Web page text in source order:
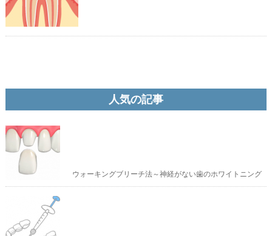
人気の記事
ウォーキングブリーチ法～神経がない歯のホワイトニング